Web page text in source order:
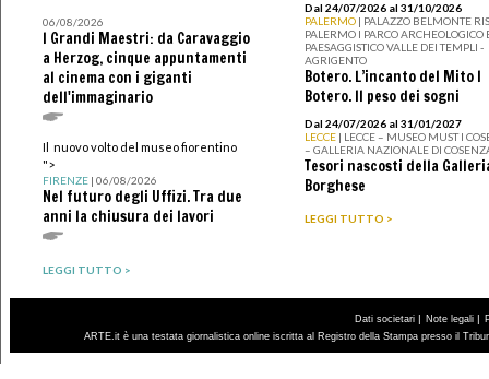
06/08/2026
I Grandi Maestri: da Caravaggio
a Herzog, cinque appuntamenti
al cinema con i giganti
dell'immaginario
Il nuovo volto del museo fiorentino
">
FIRENZE| 06/08/2026
Nel futuro degli Uffizi. Tra due
anni la chiusura dei lavori
LEGGI TUTTO >
Dal 24/07/2026 al 31/10/2026
PALERMO | PALAZZO BELMONTE
PALERMO I PARCO ARCHEOLOGICO
PAESAGGISTICO VALLE DEI TEMPLI -
AGRIGENTO
Botero. L’incanto del Mito I
Botero. Il peso dei sogni
Dal 24/07/2026 al 31/01/2027
LECCE | LECCE – MUSEO MUST I
– GALLERIA NAZIONALE DI
Tesori nascosti della
Borghese
LEGGI TUTTO >
Dati societari | Note legali |
ARTE.it è una testata giornalistica online iscritta al Registro della Stampa presso il